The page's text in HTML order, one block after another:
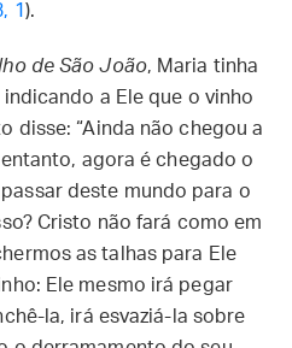
1 ).
de São João, Maria tinha
a Ele que o vinho
disse: “Ainda não chegou a
entanto, agora é chegado o
deste mundo para o
Cristo não fará como em
as talhas para Ele
Ele mesmo irá pegar
la, irá esvaziá-la sobre